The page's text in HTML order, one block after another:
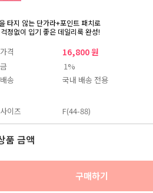
타지 않는 단가라+포인트 패치로
정없이 입기 좋은 데일리룩 완성!
격 16,800 원
1%
송
국내 배송 전용
이즈 F(44-88)
품 금액
구매하기